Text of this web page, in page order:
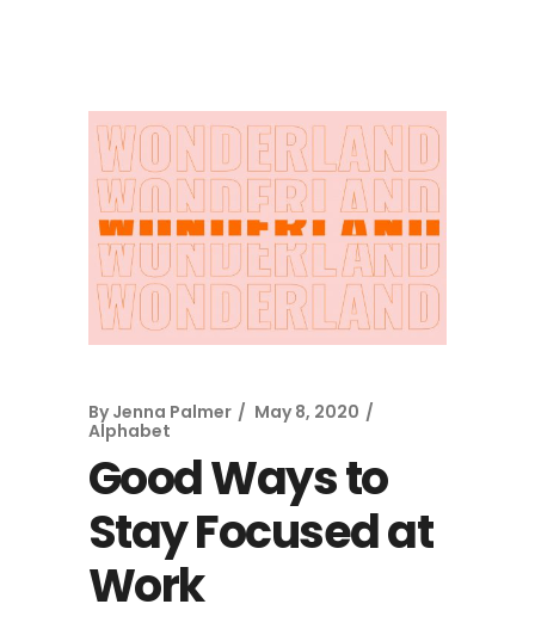
By Jenna Palmer
May 8, 2020
Alphabet
Good Ways to
Stay Focused at
Work